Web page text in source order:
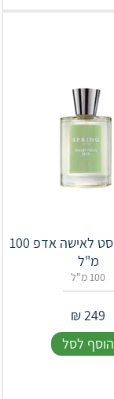
אמזוניאן זסט לאישה אדפ 100
מ"ל
100 מ"ל
249
₪
הוסף לסל